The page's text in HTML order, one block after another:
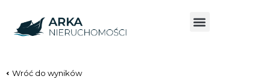
Wróć do wyników